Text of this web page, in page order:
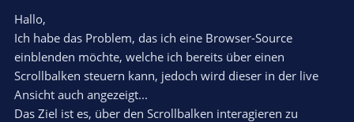
e
r
Hallo,
Ich habe das Problem, das ich eine Browser-Source
einblenden möchte, welche ich bereits über einen
Scrollbalken steuern kann, jedoch wird dieser in der live
Ansicht auch angezeigt...
Das Ziel ist es, über den Scrollbalken interagieren zu